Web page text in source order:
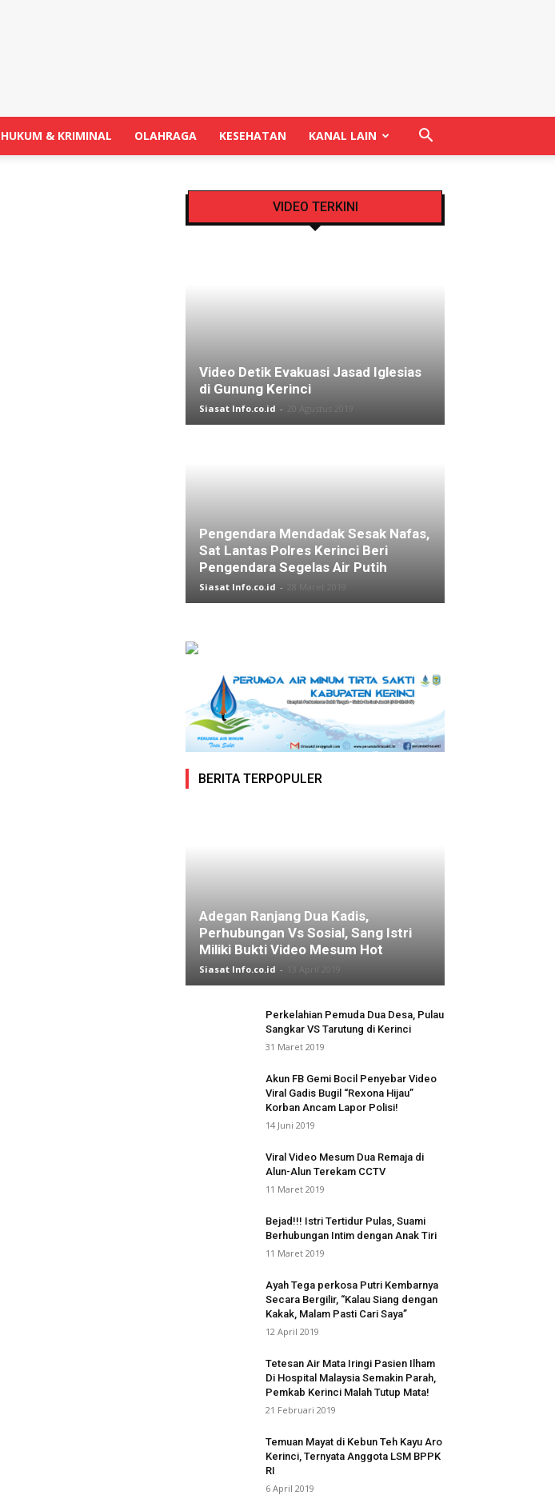
HUKUM & KRIMINAL OLAHRAGA KESEHATAN KANAL LAIN
VIDEO TERKINI
Video Detik Evakuasi Jasad Iglesias
di Gunung Kerinci
Siasat Info.co.id - 20 Agustus 2019
Pengendara Mendadak Sesak Nafas,
Sat Lantas Polres Kerinci Beri
Pengendara Segelas Air Putih
Siasat Info.co.id -
BERITA TERPOPULER
Adegan Ranjang Dua Kadis,
Perhubungan Vs Sosial, Sang Istri
Miliki Bukti Video Mesum Hot
Siasat Info.co.id -
Perkelahian Pemuda Dua Desa, Pulau
Sangkar VS Tarutung di Kerinci
31 Maret 2019
Akun FB Gemi Bocil Penyebar Video
Viral Gadis Bugil “Rexona Hijau”
Korban Ancam Lapor Polisi!
14 Juni 2019
Viral Video Mesum Dua Remaja di
Alun-Alun Terekam CCTV
11 Maret 2019
Bejad!!! Istri Tertidur Pulas, Suami
Berhubungan Intim dengan Anak Tiri
11 Maret 2019
Ayah Tega perkosa Putri Kembarnya
Secara Bergilir, “Kalau Siang dengan
Kakak, Malam Pasti Cari Saya”
12 April 2019
Tetesan Air Mata Iringi Pasien Ilham
Di Hospital Malaysia Semakin Parah,
Pemkab Kerinci Malah Tutup Mata!
21 Februari 2019
Temuan Mayat di Kebun Teh Kayu Aro
Kerinci, Ternyata Anggota LSM BPPK
RI
6 April 2019